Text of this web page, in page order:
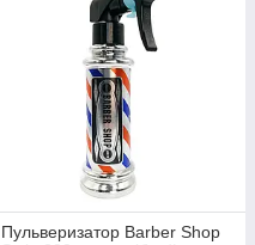
Пульверизатор Barber Shop